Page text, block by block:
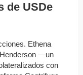
de USDe
Ethena
—un
con